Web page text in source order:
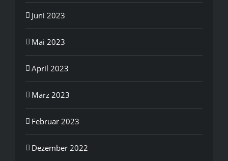
Juni 2023
Mai 2023
April 2023
März 2023
Februar 2023
Dezember 2022